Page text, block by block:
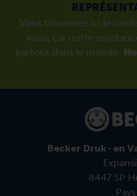
Vous trouverez ici le
vous, car notre
partout dans le monde.
Becker Druk- en
8447 SP